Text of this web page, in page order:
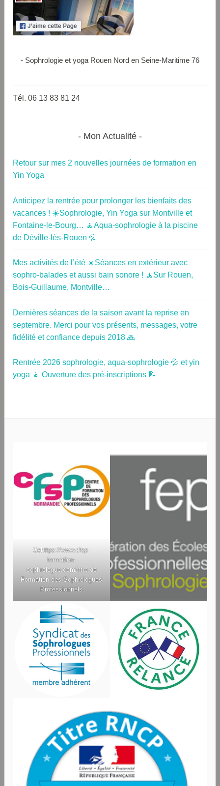
- Sophrologie et yoga Rouen Nord en Seine-Maritime 76
Tél. 06 13 83 81 24
Mon Actualité
Retour sur mes 2 nouvelles journées de formation en
Yin Yoga
Anticipez la rentrée pour prolonger les bienfaits des
vacances ! ☀️Sophrologie, Yin Yoga sur Montville et
Fontaine-le-Bourg… 🧘Aqua-sophrologie à la piscine
de Déville-lès-Rouen 💦
Mes activités de l’été ☀️Séances en extérieur avec
sophro-balades et aussi bain sonore ! 🧘Sur Rouen,
Bois-Guillaume, Montville…
Dernières séances de la saison avant la reprise en
septembre. Merci pour vos présents, messages, votre
fidélité et confiance depuis 2018 🙏
Rentrée 2026 sophrologie, aqua-sophrologie 💦 et yin
yoga 🧘 Ouverture des pré-inscriptions 📝
Cehttps://www.cfsp-
formation-
sophrologue.com/ntre de
Formation des Sophrologues
Professionnels